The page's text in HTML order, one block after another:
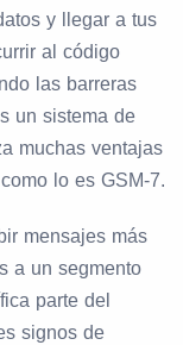
y llegar a tus
al código
las barreras
un sistema de
muchas ventajas
lo es GSM-7.
mensajes más
a un segmento
parte del
signos de